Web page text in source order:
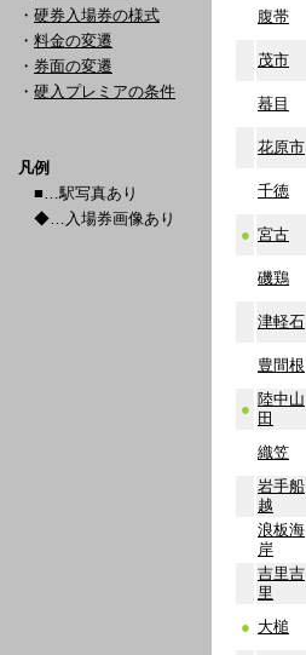
・ 硬券入場券の様式
・ 料金の変遷
・ 券面の変遷
・ 硬入プレミアの条件
凡例
■…駅写真あり
◆…入場券画像あり
腹帯
茂市
蟇目
花原市
千徳
● 宮古
磯鶏
津軽石
豊間根
●
陸中山
田
織笠
岩手船
越
浪板海
岸
吉里吉
里
● 大槌